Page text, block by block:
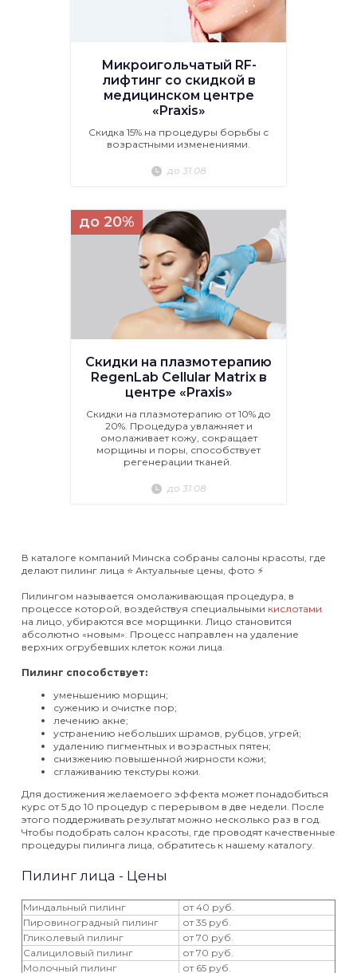
Микроигольчатый RF-
лифтинг со скидкой в
медицинском центре
«Praxis»
Скидка 15% на процедуры борьбы с
возрастными изменениями.
до 31.08
до 20%
Скидки на плазмотерапию
RegenLab Cellular Matrix в
центре «Praxis»
Скидки на плазмотерапию от 10% до
20%. Процедура увлажняет и
омолаживает кожу, сокращает
морщины и поры, способствует
регенерации тканей.
до 31.08
В каталоге компаний Минска собраны салоны красоты, где
делают пилинг лица ⭐️ Актуальные цены, фото ⚡️
Пилингом называется омолаживающая процедура, в
процессе которой, воздействуя специальными кислотами
на лицо, убираются все морщинки. Лицо становится
абсолютно «новым». Процесс направлен на удаление
верхних огрубевших клеток кожи лица.
Пилинг способствует:
уменьшению морщин;
сужению и очистке пор;
лечению акне;
устранению небольших шрамов, рубцов, угрей;
удалению пигментных и возрастных пятен;
снизжению повышенной жирности кожи;
сглаживанию текстуры кожи.
Для достижения желаемоего эффекта может понадобиться
курс от 5 до 10 процедур с перерывом в две недели. После
этого поддерживать результат можно несколько раз в год.
Чтобы подобрать салон красоты, где проводят качественные
процедуры пилинга лица, обратитесь к нашему каталогу.
Пилинг лица - Цены
Миндальный пилинг
от 40 руб.
Пировиноградный пилинг
от 35 руб.
Гликолевый пилинг
от 70 руб.
Салициловый пилинг
от 70 руб.
Молочный пилинг
от 65 руб.